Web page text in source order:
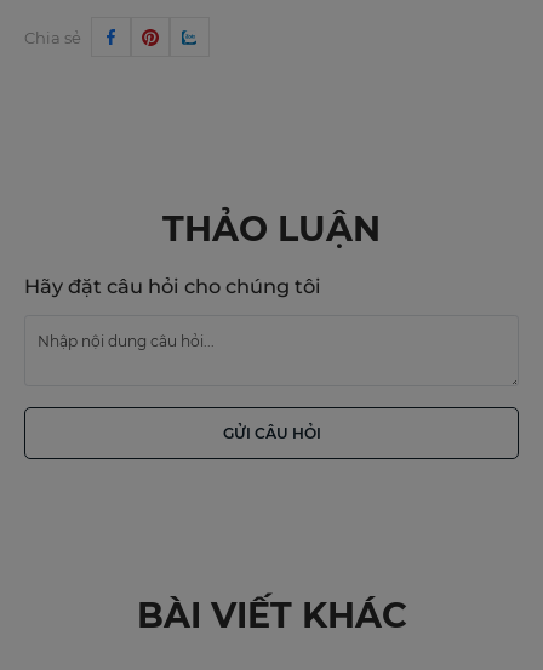
Chia sẻ
THẢO LUẬN
Hãy đặt câu hỏi cho chúng tôi
GỬI CÂU HỎI
BÀI VIẾT KHÁC